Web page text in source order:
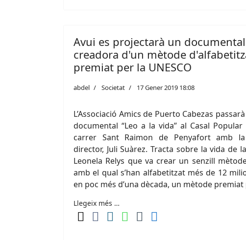
Avui es projectarà un
creadora d'un mètode
premiat per la UNESCO
abdel Societat 17 Gener 2019 18:08
L’Associació Amics de Puerto Cabezas
documental “Leo a la vida” al Casal
carrer Sant Raimon de Penyafort amb
director, Juli Suàrez. Tracta sobre la vida de
Leonela Relys que va crear un senzill
amb el qual s’han alfabetitzat més de 12
en poc més d’una dècada, un mètode premiat
Llegeix més …